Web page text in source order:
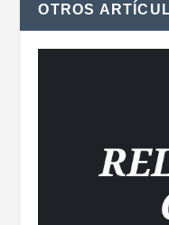
OTROS